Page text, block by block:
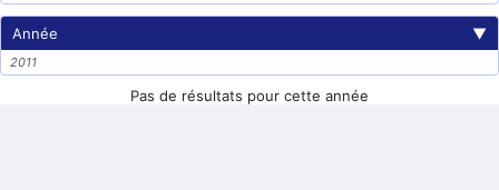
Année ▼
2011
Pas de résultats pour cette année